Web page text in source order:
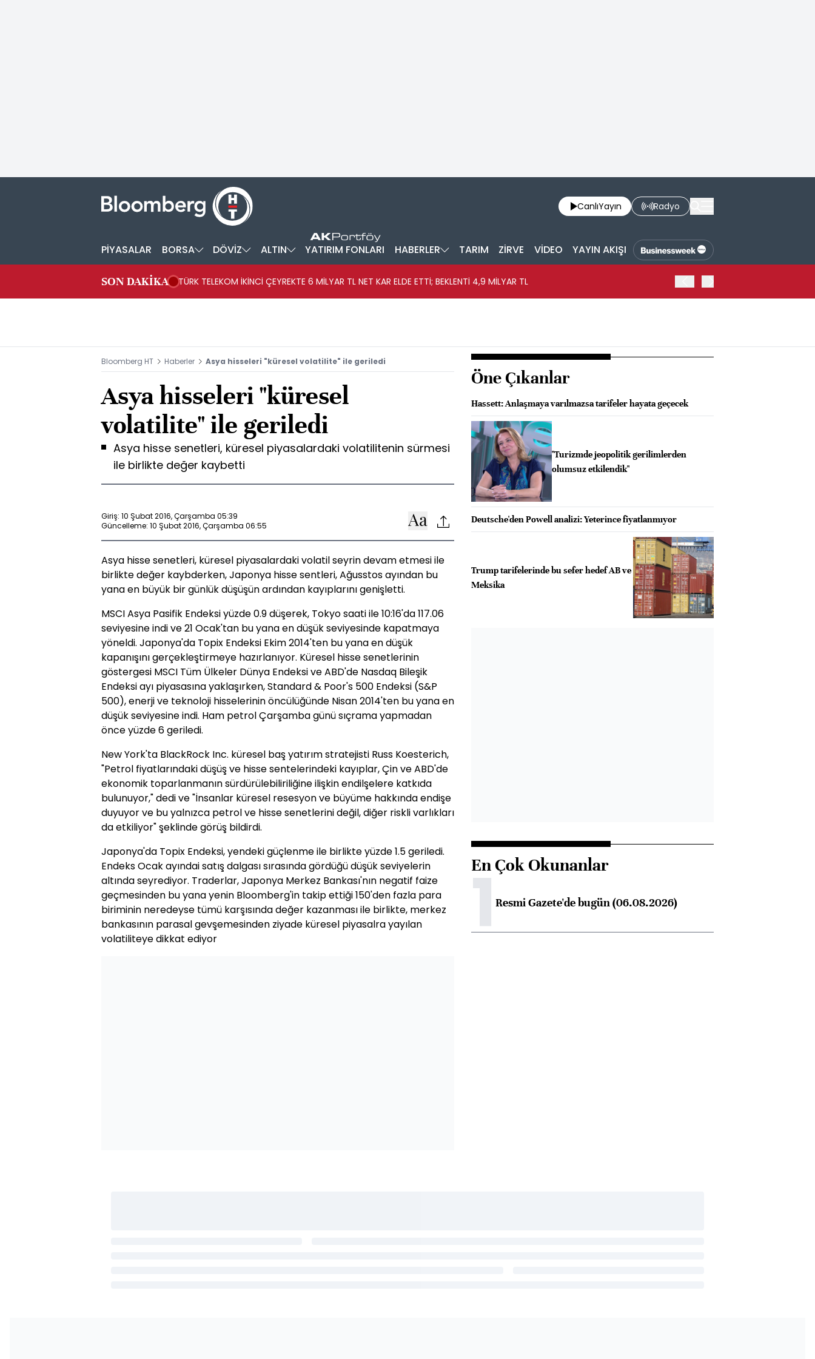
CanlıYayın Radyo
PİYASALAR BORSA DÖVİZ ALTIN YATIRIM FONLARI HABERLER TARIM ZİRVE VİDEO YAYIN AKIŞI
SON DAKİKA TÜRK TELEKOM İKİNCİ ÇEYREKTE 6 MİLYAR TL NET KAR ELDE ETTİ; BEKLENTİ 4,9 MİLYAR TL
Bloomberg HT Haberler Asya hisseleri "küresel volatilite" ile geriledi
Asya hisseleri "küresel
volatilite" ile geriledi
Asya hisse senetleri, küresel piyasalardaki volatilitenin sürmesi
ile birlikte değer kaybetti
Giriş: 10 Şubat 2016, Çarşamba 05:39
Güncelleme: 10 Şubat 2016, Çarşamba 06:55
Asya hisse senetleri, küresel piyasalardaki volatil seyrin devam etmesi ile
birlikte değer kaybderken, Japonya hisse sentleri, Ağusstos ayından bu
yana en büyük bir günlük düşüşün ardından kayıplarını genişletti.
MSCI Asya Pasifik Endeksi yüzde 0.9 düşerek, Tokyo saati ile 10:16'da 117.06
seviyesine indi ve 21 Ocak'tan bu yana en düşük seviyesinde kapatmaya
yöneldi. Japonya'da Topix Endeksi Ekim 2014'ten bu yana en düşük
kapanışını gerçekleştirmeye hazırlanıyor. Küresel hisse senetlerinin
göstergesi MSCI Tüm Ülkeler Dünya Endeksi ve ABD'de Nasdaq Bileşik
Endeksi ayı piyasasına yaklaşırken, Standard & Poor's 500 Endeksi (S&P
500), enerji ve teknoloji hisselerinin öncülüğünde Nisan 2014'ten bu yana en
düşük seviyesine indi. Ham petrol Çarşamba günü sıçrama yapmadan
önce yüzde 6 geriledi.
New York'ta BlackRock Inc. küresel baş yatırım stratejisti Russ Koesterich,
"Petrol fiyatlarındaki düşüş ve hisse sentelerindeki kayıplar, Çin ve ABD'de
ekonomik toparlanmanın sürdürülebiliriliğine ilişkin endilşelere katkıda
bulunuyor," dedi ve "İnsanlar küresel resesyon ve büyüme hakkında endişe
duyuyor ve bu yalnızca petrol ve hisse senetlerini değil, diğer riskli varlıkları
da etkiliyor" şeklinde görüş bildirdi.
Japonya'da Topix Endeksi, yendeki güçlenme ile birlikte yüzde 1.5 geriledi.
Endeks Ocak ayındai satış dalgası sırasında gördüğü düşük seviyelerin
altında seyrediyor. Traderlar, Japonya Merkez Bankası'nın negatif faize
geçmesinden bu yana yenin Bloomberg'in takip ettiği 150'den fazla para
biriminin neredeyse tümü karşısında değer kazanması ile birlikte, merkez
bankasının parasal gevşemesinden ziyade küresel piyasalra yayılan
volatiliteye dikkat ediyor
Öne Çıkanlar
Hassett: Anlaşmaya varılmazsa tarifeler hayata geçecek
"Turizmde jeopolitik gerilimlerden
olumsuz etkilendik"
Deutsche'den Powell analizi: Yeterince fiyatlanmıyor
Trump tarifelerinde bu sefer hedef AB ve
Meksika
En Çok Okunanlar
1Resmi Gazete'de bugün (06.08.2026)